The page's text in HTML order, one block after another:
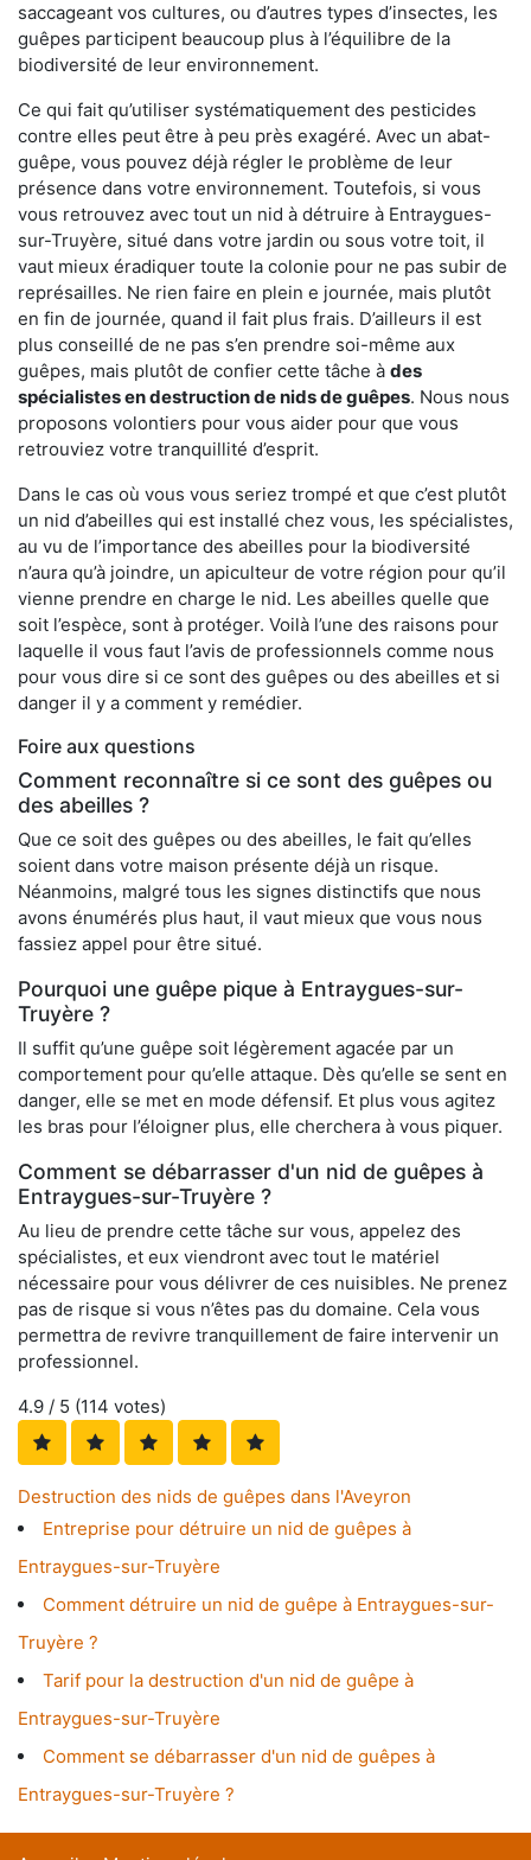
saccageant vos cultures, ou d’autres types d’insectes, les
guêpes participent beaucoup plus à l’équilibre de la
biodiversité de leur environnement.
Ce qui fait qu’utiliser systématiquement des pesticides
contre elles peut être à peu près exagéré. Avec un abat-
guêpe, vous pouvez déjà régler le problème de leur
présence dans votre environnement. Toutefois, si vous
vous retrouvez avec tout un nid à détruire à Entraygues-
sur-Truyère, situé dans votre jardin ou sous votre toit, il
vaut mieux éradiquer toute la colonie pour ne pas subir de
représailles. Ne rien faire en plein e journée, mais plutôt
en fin de journée, quand il fait plus frais. D’ailleurs il est
plus conseillé de ne pas s’en prendre soi-même aux
guêpes, mais plutôt de confier cette tâche à des
spécialistes en destruction de nids de guêpes. Nous nous
proposons volontiers pour vous aider pour que vous
retrouviez votre tranquillité d’esprit.
Dans le cas où vous vous seriez trompé et que c’est plutôt
un nid d’abeilles qui est installé chez vous, les spécialistes,
au vu de l’importance des abeilles pour la biodiversité
n’aura qu’à joindre, un apiculteur de votre région pour qu’il
vienne prendre en charge le nid. Les abeilles quelle que
soit l’espèce, sont à protéger. Voilà l’une des raisons pour
laquelle il vous faut l’avis de professionnels comme nous
pour vous dire si ce sont des guêpes ou des abeilles et si
danger il y a comment y remédier.
Foire aux questions
Comment reconnaître si ce sont des guêpes ou
des abeilles ?
Que ce soit des guêpes ou des abeilles, le fait qu’elles
soient dans votre maison présente déjà un risque.
Néanmoins, malgré tous les signes distinctifs que nous
avons énumérés plus haut, il vaut mieux que vous nous
fassiez appel pour être situé.
Pourquoi une guêpe pique à Entraygues-sur-
Truyère ?
Il suffit qu’une guêpe soit légèrement agacée par un
comportement pour qu’elle attaque. Dès qu’elle se sent en
danger, elle se met en mode défensif. Et plus vous agitez
les bras pour l’éloigner plus, elle cherchera à vous piquer.
Comment se débarrasser d'un nid de guêpes à
Entraygues-sur-Truyère ?
Au lieu de prendre cette tâche sur vous, appelez des
spécialistes, et eux viendront avec tout le matériel
nécessaire pour vous délivrer de ces nuisibles. Ne prenez
pas de risque si vous n’êtes pas du domaine. Cela vous
permettra de revivre tranquillement de faire intervenir un
professionnel.
4.9 / 5 (114 votes)
Destruction des nids de guêpes dans l'Aveyron
Entreprise pour détruire un nid de guêpes à
Entraygues-sur-Truyère
Comment détruire un nid de guêpe à Entraygues-sur-
Truyère ?
Tarif pour la destruction d'un nid de guêpe à
Entraygues-sur-Truyère
Comment se débarrasser d'un nid de guêpes à
Entraygues-sur-Truyère ?